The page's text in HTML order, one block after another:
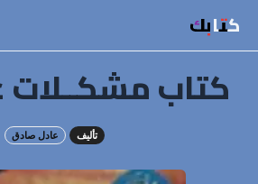
كتابك
كتاب مشكــلات
تأليف عادل صادق